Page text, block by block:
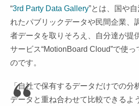
“3rd Party Data Gallery”とは、国や
れたパブリックデータや民間企業、
者データを取りそろえ、自分達が提
サービス“MotionBoard Cloud”で使
のです。
「自社で保有するデータだけでの分
データと重ね合わせて比較できるよ